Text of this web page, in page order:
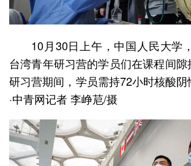
10月30日上午，中国人民大学
台湾青年研习营的学员们在课程间隙
研习营期间，学员需持72小时核酸
·中青网记者 李峥苨/摄